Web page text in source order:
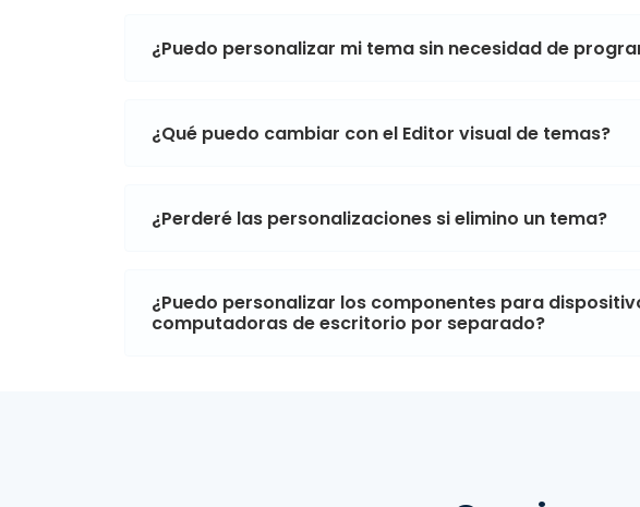
¿Puedo personalizar mi tema sin necesidad de
¿Qué puedo cambiar con el Editor visual de temas?
¿Perderé las personalizaciones si elimino un tema?
¿Puedo personalizar los componentes para
computadoras de escritorio por separado?